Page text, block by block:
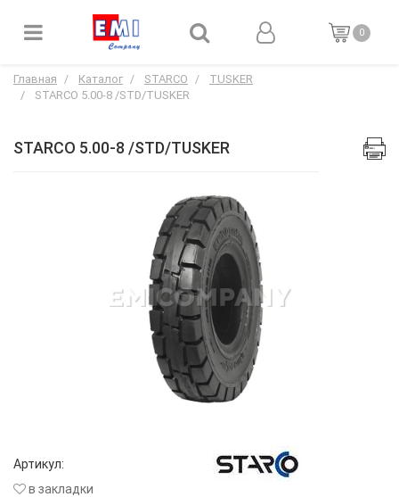
0
Главная Каталог STARCO
TUSKER
STARCO 5.00-8 /STD/TUSKER
STARCO 5.00-8 /STD/TUSKER
Артикул:
в закладки